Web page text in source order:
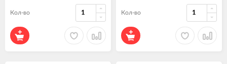
Кол-во Кол-во